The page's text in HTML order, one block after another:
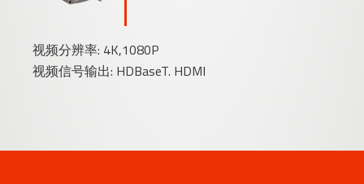
视频分辨率: 4K,1080P
视频信号输出: HDBaseT. HDMI